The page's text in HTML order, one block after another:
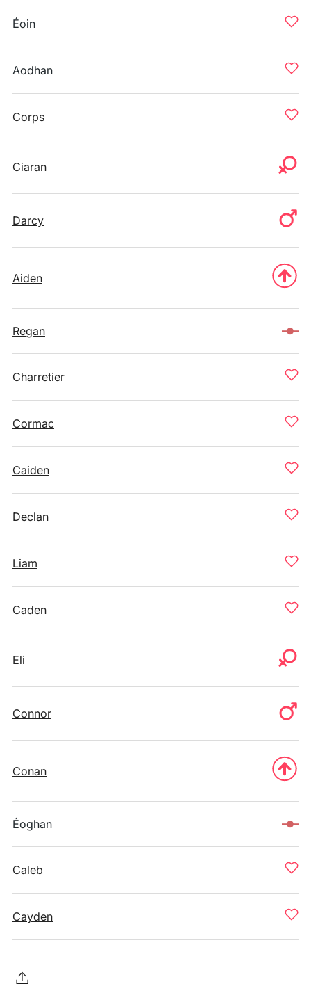
Éoin
Aodhan
Corps
Ciaran
Darcy
Aiden
Regan
Charretier
Cormac
Caiden
Declan
Liam
Caden
Eli
Connor
Conan
Éoghan
Caleb
Cayden